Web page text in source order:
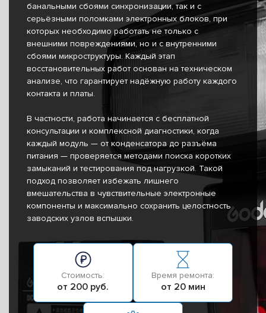
банальными сбоями синхронизации, так и с
серьёзными поломками электронных блоков, при
которых необходимо работать не только с
внешними повреждениями, но и с внутренними
сбоями микроструктуры. Каждый этап
восстановительных работ основан на техническом
анализе, что гарантирует надёжную работу каждого
контакта и платы.
В частности, работа начинается с бесплатной
консультации и комплексной диагностики, когда
каждый модуль — от конденсатора до разъёма
питания — проверяется методами поиска коротких
замыканий и тестирования под нагрузкой. Такой
подход позволяет избежать лишнего
вмешательства в чувствительные электронные
компоненты и максимально сохранить целостность
заводских узлов вспышки.
Стоимость:
от 200 руб.
Время ремонта:
от 20 мин